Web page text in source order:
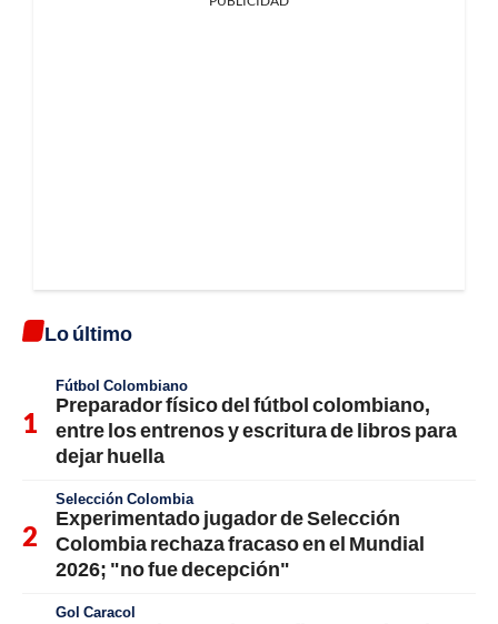
Lo último
Fútbol Colombiano
Preparador físico del fútbol colombiano,
entre los entrenos y escritura de libros para
dejar huella
Selección Colombia
Experimentado jugador de Selección
Colombia rechaza fracaso en el Mundial
2026; "no fue decepción"
Gol Caracol